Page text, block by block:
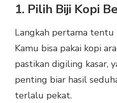
1. Pilih Biji Kopi
Langkah pertama tentu
Kamu bisa pakai kopi
pastikan digiling kasar,
penting biar hasil
terlalu pekat.